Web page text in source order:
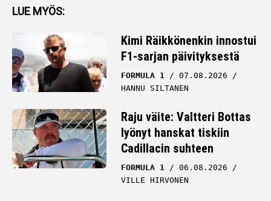
LUE MYÖS:
Kimi Räikkönenkin innostui
F1-sarjan päivityksestä
FORMULA 1
07.08.2026
HANNU SILTANEN
Raju väite: Valtteri Bottas
lyönyt hanskat tiskiin
Cadillacin suhteen
FORMULA 1
06.08.2026
VILLE HIRVONEN